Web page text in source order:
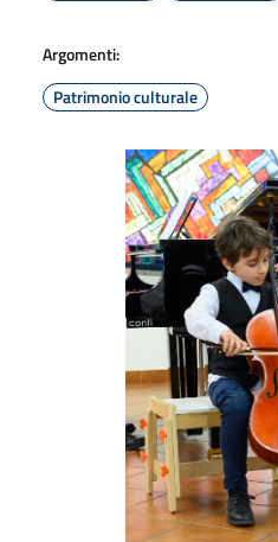
Argomenti:
Patrimonio culturale